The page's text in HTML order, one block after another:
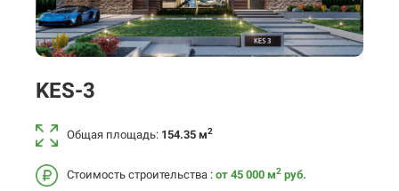
KES-3
Общая площадь: 154.35 м2
Стоимость строительства : от 45 000 м2 руб.